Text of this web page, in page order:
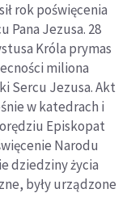
rok poświęcenia
Pana Jezusa. 28
Króla prymas
miliona
Sercu Jezusa. Akt
w katedrach i
Episkopat
Narodu
dziedziny życia
były urządzone